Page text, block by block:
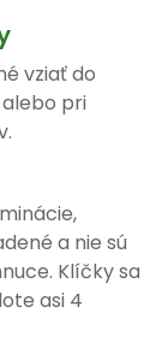
vziať do
pri
a nie sú
Klíčky sa
asi 4